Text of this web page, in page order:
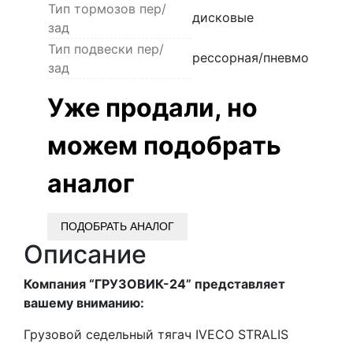
Тип тормозов пер/
зад
дисковые
Тип подвески пер/
зад
рессорная/пневмо
Уже продали, но
можем подобрать
аналог
ПОДОБРАТЬ АНАЛОГ
Описание
Компания “ГРУЗОВИК-24” представляет
вашему вниманию:
Грузовой седельный тягач IVECO STRALIS